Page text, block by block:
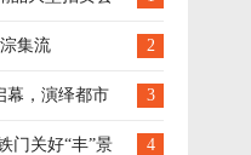
2
集流
3
幕，演绎都市
4
门关好“丰”景